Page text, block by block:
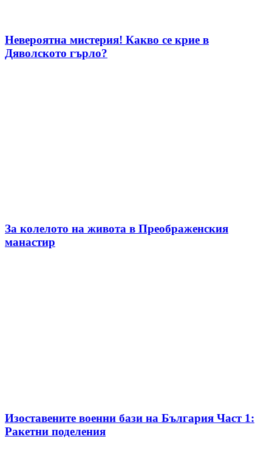
Невероятна мистерия! Какво се крие в
Дяволското гърло?
За колелото на живота в Преображенския
манастир
Изоставените военни бази на България Част 1:
Ракетни поделения